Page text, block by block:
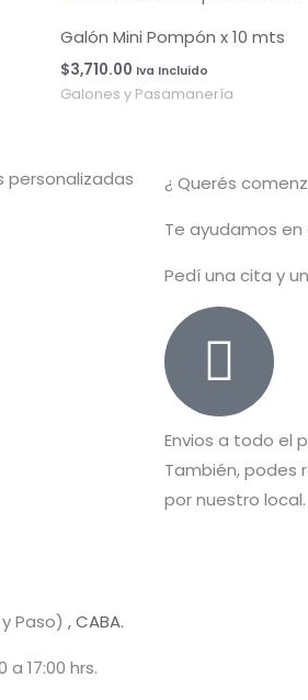
Galón Mini Pompón x 10 mts
$3,710.00 Iva Incluido
Galones y Pasamanería
personalizadas ¿ Querés
Te ayudamos
Pedí una cita y
Envios a todo el
También, podes
por nuestro local.
Paso) , CABA.
a 17:00 hrs.